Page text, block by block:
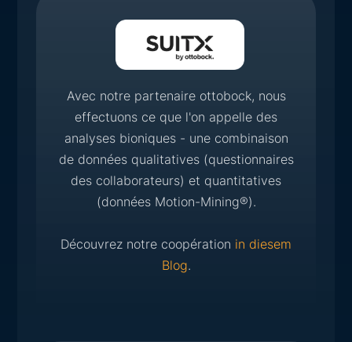
Avec notre partenaire ottobock, nous
effectuons ce que l'on appelle des
analyses bioniques - une combinaison
de données qualitatives (questionnaires
des collaborateurs) et quantitatives
(données Motion-Mining®).
Découvrez notre coopération in diesem
Blog.